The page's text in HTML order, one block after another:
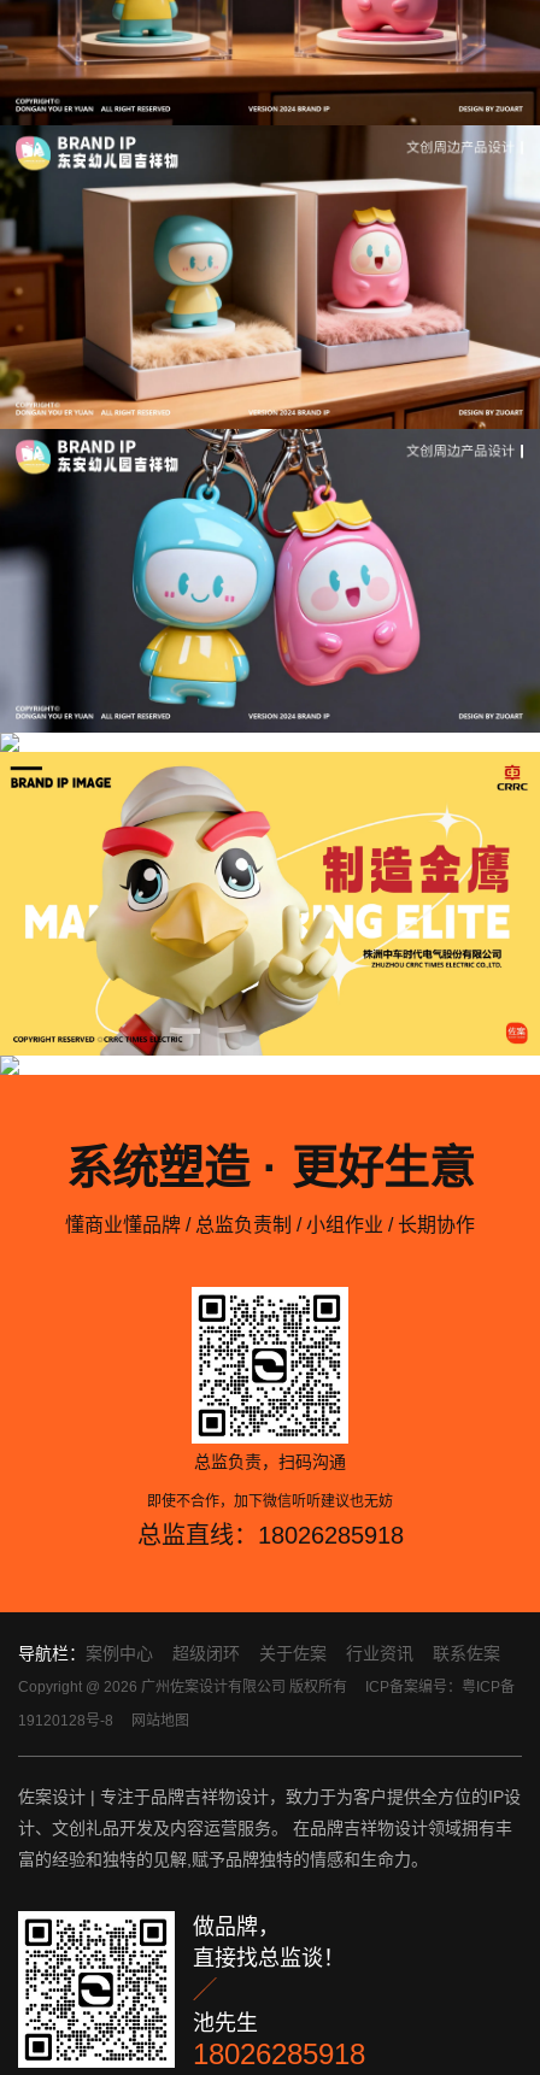
系统塑造 · 更好生意
懂商业懂品牌 / 总监负责制 / 小组作业 / 长期协作
总监负责，扫码沟通
即使不合作，加下微信听听建议也无妨
总监直线：18026285918
导航栏： 案例中心 超级闭环 关于佐案 行业资讯 联系佐案
Copyright @ 2026 广州佐案设计有限公司 版权所有 ICP备案编号：粤ICP备
19120128号-8
网站地图
佐案设计 | 专注于品牌吉祥物设计，致力于为客户提供全方位的IP设
计、文创礼品开发及内容运营服务。 在品牌吉祥物设计领域拥有丰
富的经验和独特的见解,赋予品牌独特的情感和生命力。
做品牌，
直接找总监谈！

池先生
18026285918